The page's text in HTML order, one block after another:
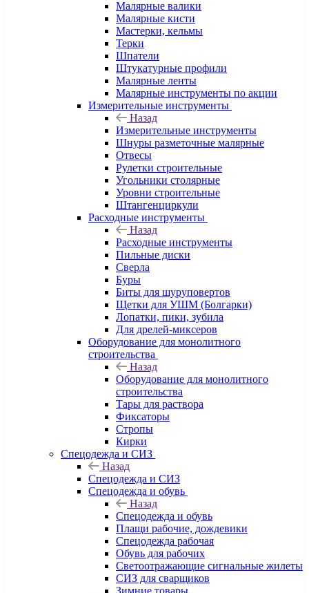
Малярные валики
Малярные кисти
Мастерки, кельмы
Терки
Шпатели
Штукатурные профили
Малярные ленты
Малярные инструменты по акции
Измерительные инструменты
Назад
Измерительные инструменты
Шнуры разметочные малярные
Отвесы
Рулетки строительные
Угольники столярные
Уровни строительные
Штангенциркули
Расходные инструменты
Назад
Расходные инструменты
Пильные диски
Сверла
Буры
Биты для шуруповертов
Щетки для УШМ (Болгарки)
Лопатки, пики, зубила
Для дрелей-миксеров
Оборудование для монолитного
строительства
Назад
Оборудование для монолитного
строительства
Тары для раствора
Фиксаторы
Стропы
Кирки
Спецодежда и СИЗ
Назад
Спецодежда и СИЗ
Спецодежда и обувь
Назад
Спецодежда и обувь
Плащи рабочие, дождевики
Спецодежда рабочая
Обувь для рабочих
Светоотражающие сигнальные жилеты
СИЗ для сварщиков
Зимние товары